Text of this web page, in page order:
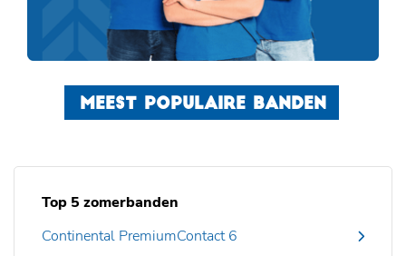
MEEST POPULAIRE BANDEN
Top 5 zomerbanden
Continental PremiumContact 6